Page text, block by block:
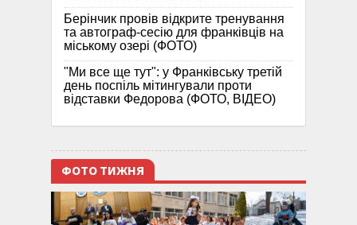
Берінчик провів відкрите тренування
та автограф-сесію для франківців на
міському озері (ФОТО)
"Ми все ще тут": у Франківську третій
день поспіль мітингували проти
відставки Федорова (ФОТО, ВІДЕО)
ФОТО ТИЖНЯ